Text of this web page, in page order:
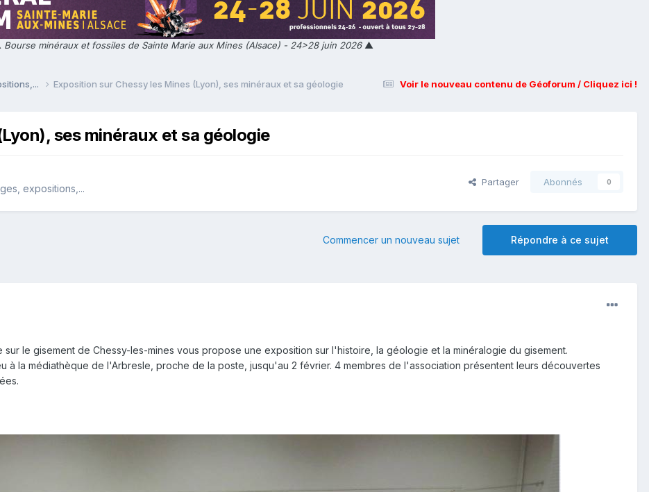
Bourse minéraux et fossiles de Sainte Marie aux Mines (Alsace) - 24>28 juin 2026▲
Voir le nouveau contenu de Géoforum / Cliquez ici !
Exposition sur Chessy les Mines (Lyon), ses minéraux et sa géologie
ses minéraux et sa géologie
expositions,...
Partager Abonnés 0
Répondre à ce sujet
Commencer un nouveau sujet
sur le gisement de Chessy-les-mines vous propose une exposition sur l'histoire, la géologie et la minéralogie du gisement.
à la médiathèque de l'Arbresle, proche de la poste, jusqu'au 2 février. 4 membres de l'association présentent leurs découvertes